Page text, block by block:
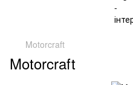
Motorcraft
Motorcraft